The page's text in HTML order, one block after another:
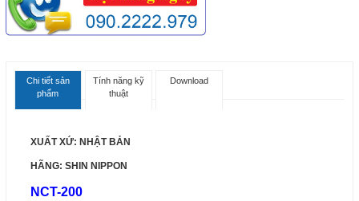
Chi tiết sản
phẩm
Tính năng kỹ
thuật
Download
XUẤT XỨ: NHẬT BẢN
HÃNG: SHIN NIPPON
NCT-200